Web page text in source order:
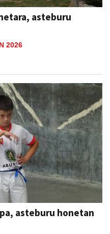
asteburu
2026
asteburu honetan